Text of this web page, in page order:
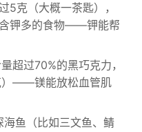
5克（大概一茶匙），
钾多的食物——钾能帮
超过70%的黑巧克力，
）——镁能放松血管肌
鱼（比如三文鱼、鲭